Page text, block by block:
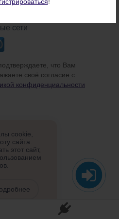
сети
что Вам
своё согласие с
конфиденциальности
cookie,
сайта.
этот сайт,